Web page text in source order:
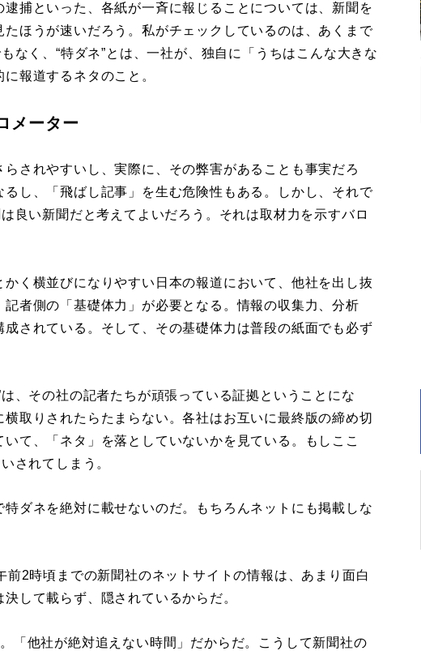
捕といった、各紙が一斉に報じることについては、新聞を
ほうが速いだろう。私がチェックしているのは、あくまで
なく、“特ダネ”とは、一社が、独自に「うちはこんな大きな
報道するネタのこと。
メーター
らされやすいし、実際に、その弊害があることも事実だろ
るし、「飛ばし記事」を生む危険性もある。しかし、それで
良い新聞だと考えてよいだろう。それは取材力を示すバロ
く横並びになりやすい日本の報道において、他社を出し抜
者側の「基礎体力」が必要となる。情報の収集力、分析
されている。そして、その基礎体力は普段の紙面でも必ず
、その社の記者たちが頑張っている証拠ということにな
取りされたらたまらない。各社はお互いに最終版の締め切
て、「ネタ」を落としていないかを見ている。もしここ
されてしまう。
ダネを絶対に載せないのだ。もちろんネットにも掲載しな
2時頃までの新聞社のネットサイトの情報は、あまり面白
して載らず、隠されているからだ。
「他社が絶対追えない時間」だからだ。こうして新聞社の